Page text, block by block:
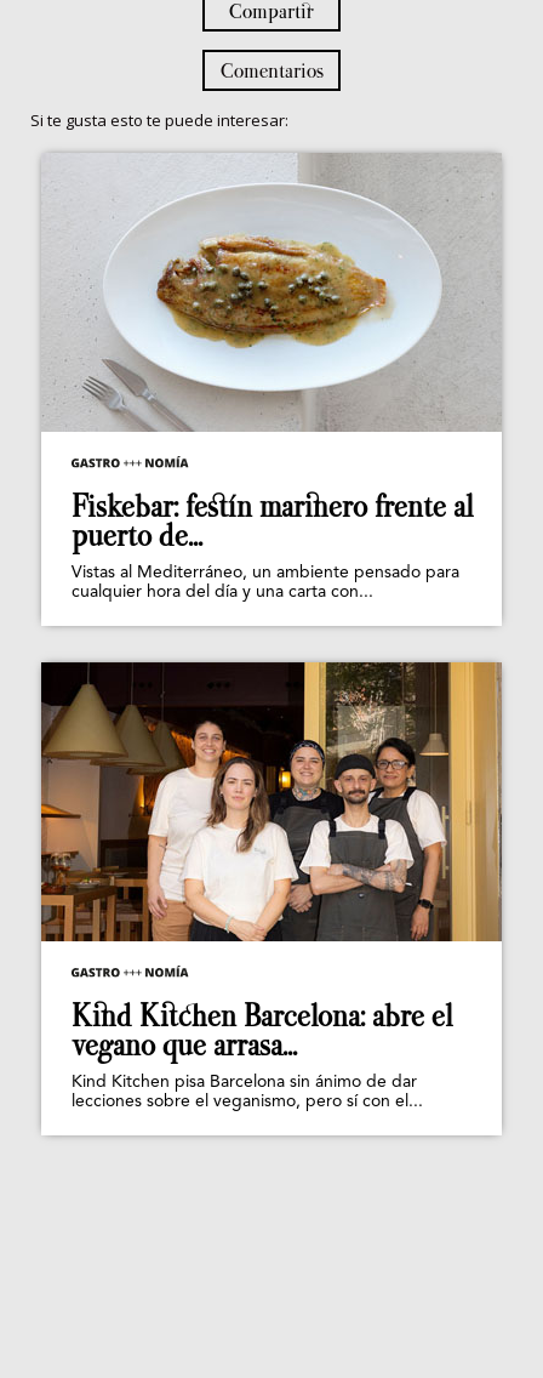
Compartir
Comentarios
Si te gusta esto te puede interesar:
Fiskebar: festín marinero frente al
puerto de...
Vistas al Mediterráneo, un ambiente pensado para
cualquier hora del día y una carta con...
Kind Kitchen Barcelona: abre el
vegano que arrasa...
Kind Kitchen pisa Barcelona sin ánimo de dar
lecciones sobre el veganismo, pero sí con el...